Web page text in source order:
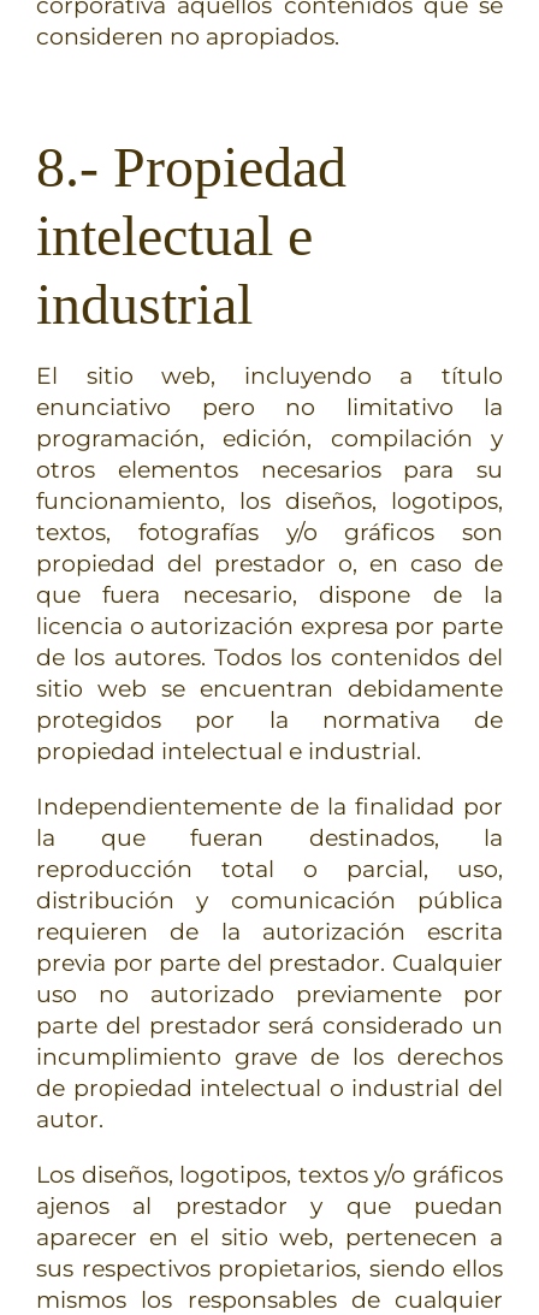
consideren no apropiados.
8.- Propiedad
intelectual e
industrial
El sitio web, incluyendo a título
enunciativo pero no limitativo la
programación, edición, compilación y
otros elementos necesarios para su
funcionamiento, los diseños, logotipos,
textos, fotografías y/o gráficos son
propiedad del prestador o, en caso de
que fuera necesario, dispone de la
licencia o autorización expresa por parte
de los autores. Todos los contenidos del
sitio web se encuentran debidamente
protegidos por la normativa de
propiedad intelectual e industrial.
Independientemente de la finalidad por
la que fueran destinados, la
reproducción total o parcial, uso,
distribución y comunicación pública
requieren de la autorización escrita
previa por parte del prestador. Cualquier
uso no autorizado previamente por
parte del prestador será considerado un
incumplimiento grave de los derechos
de propiedad intelectual o industrial del
autor.
Los diseños, logotipos, textos y/o gráficos
ajenos al prestador y que puedan
aparecer en el sitio web, pertenecen a
sus respectivos propietarios, siendo ellos
mismos los responsables de cualquier